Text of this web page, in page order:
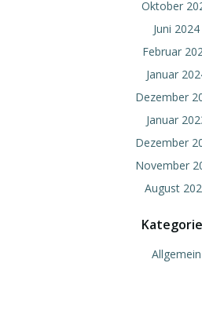
Oktober
Juni 2024
Februar
Januar
Dezember
Januar
Dezember
November
August
Allgemein